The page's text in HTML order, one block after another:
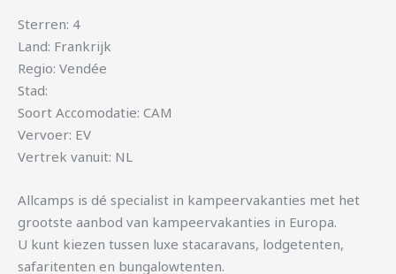
Sterren: 4
Land: Frankrijk
Regio: Vendée
Stad:
Soort Accomodatie: CAM
Vervoer: EV
Vertrek vanuit: NL
Allcamps is dé specialist in kampeervakanties met het
grootste aanbod van kampeervakanties in Europa.
U kunt kiezen tussen luxe stacaravans, lodgetenten,
safaritenten en bungalowtenten.